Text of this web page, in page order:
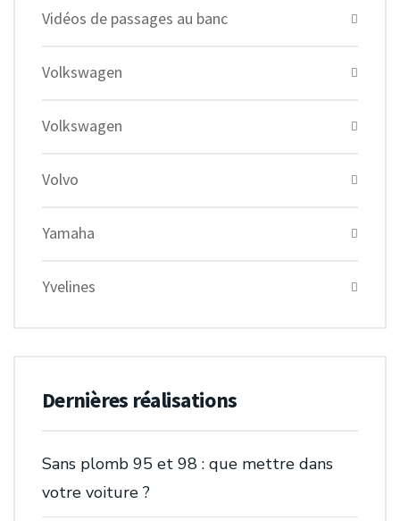
Vidéos de passages au banc
Volkswagen
Volkswagen
Volvo
Yamaha
Yvelines
Dernières réalisations
Sans plomb 95 et 98 : que mettre dans
votre voiture ?